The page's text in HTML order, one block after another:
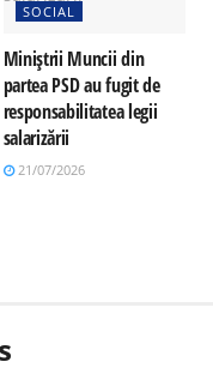
SOCIAL
Miniștrii Muncii din
partea PSD au fugit de
responsabilitatea legii
salarizării
21/07/2026